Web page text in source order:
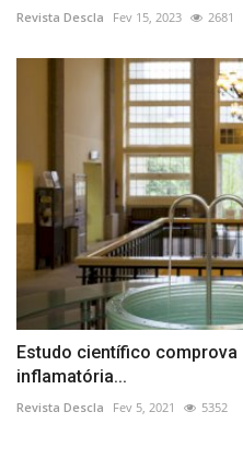
Revista Descla Fev 15, 2023 2681
Estudo científico comprova
inflamatória...
Revista Descla Fev 5, 2021 5352